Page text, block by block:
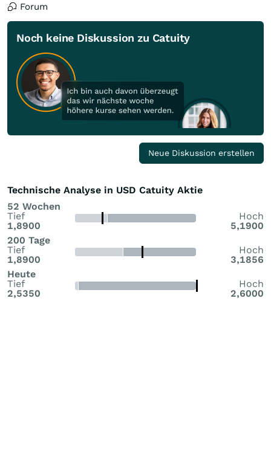
Forum
Noch keine Diskussion zu Catuity
Neue Diskussion erstellen
Technische Analyse in USD Catuity Aktie
52 Wochen
Tief
1,8900
Hoch
5,1900
200 Tage
Tief
1,8900
Hoch
3,1856
Heute
Tief
2,5350
Hoch
2,6000